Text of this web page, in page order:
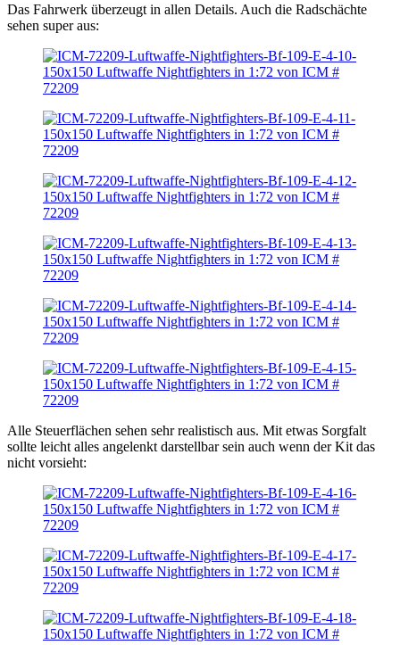
Das Fahrwerk überzeugt in allen Details. Auch die Radschächte
sehen super aus:
Alle Steuerflächen sehen sehr realistisch aus. Mit etwas Sorgfalt
sollte leicht alles angelenkt darstellbar sein auch wenn der Kit das
nicht vorsieht: